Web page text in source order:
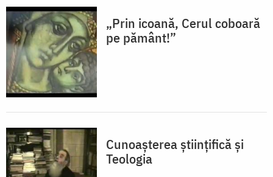
„Prin icoană, Cerul coboară
pe pământ!”
Cunoașterea științifică și
Teologia